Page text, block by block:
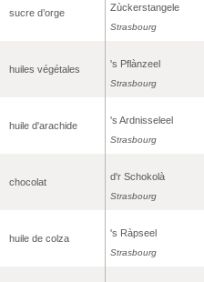
sucre d’orge Zùckerstangele
Strasbourg
huiles végétales 's Pflànzeel
Strasbourg
huile d'arachide 's Ardnisseleel
Strasbourg
chocolat d'r Schokolà
Strasbourg
huile de colza 's Ràpseel
Strasbourg